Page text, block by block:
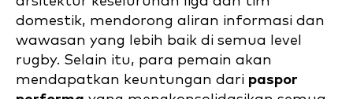
domestik, mendorong aliran informasi dan
wawasan yang lebih baik di semua level
rugby. Selain itu, para pemain akan
mendapatkan keuntungan dari paspor